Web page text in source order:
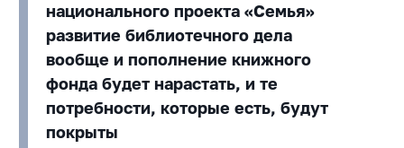
национального проекта «Семья»
развитие библиотечного дела
вообще и пополнение книжного
фонда будет нарастать, и те
потребности, которые есть, будут
покрыты